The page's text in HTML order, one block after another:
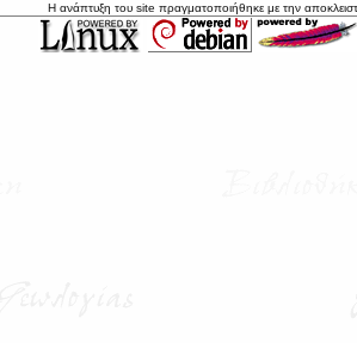
Η ανάπτυξη του site πραγματοποιήθηκε με την